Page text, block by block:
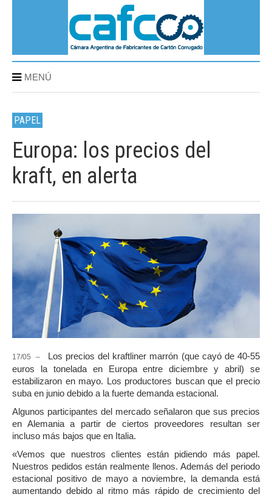
MENÚ
PAPEL
Europa: los precios del
kraft, en alerta
17/05 – Los precios del kraftliner marrón (que cayó de 40-55
euros la tonelada en Europa entre diciembre y abril) se
estabilizaron en mayo. Los productores buscan que el precio
suba en junio debido a la fuerte demanda estacional.
Algunos participantes del mercado señalaron que sus precios
en Alemania a partir de ciertos proveedores resultan ser
incluso más bajos que en Italia.
«Vemos que nuestros clientes están pidiendo más papel.
Nuestros pedidos están realmente llenos. Además del periodo
estacional positivo de mayo a noviembre, la demanda está
aumentando debido al ritmo más rápido de crecimiento del